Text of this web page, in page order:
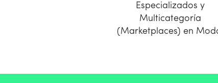
Especializados y
Multicategoría
(Marketplaces) en